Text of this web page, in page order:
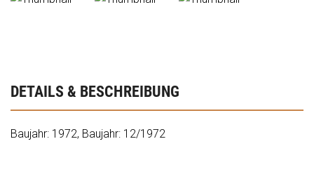
DETAILS & BESCHREIBUNG
Baujahr: 1972, Baujahr: 12/1972